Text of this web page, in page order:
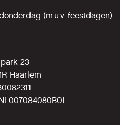
(m.u.v. feestdagen)
23
Haarlem